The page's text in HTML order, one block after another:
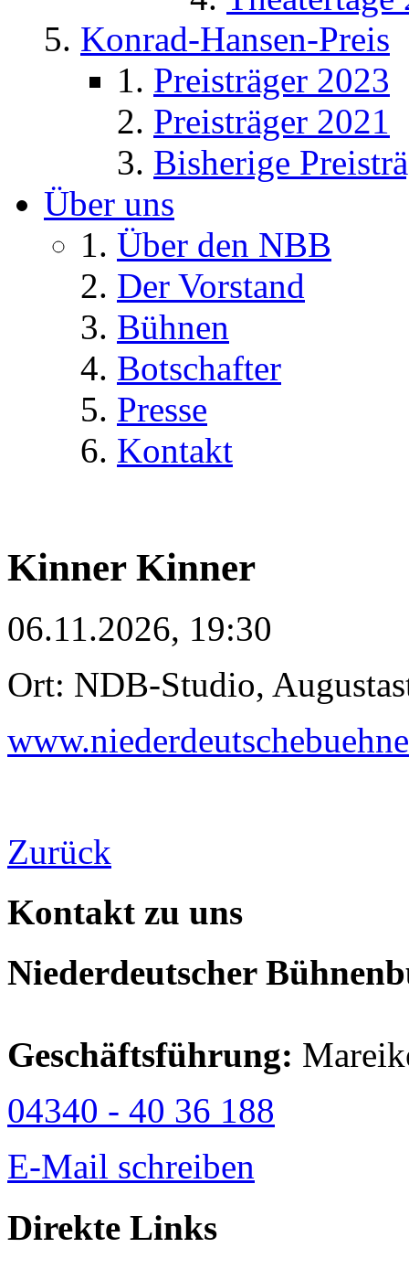
Konrad-Hansen-Preis
Preisträger 2023
Preisträger 2021
Bisherige
Über uns
Über den NBB
Der Vorstand
Bühnen
Botschafter
Presse
Kontakt
Kinner Kinner
06.11.2026, 19:30
Ort: NDB-Studio,
Zurück
Kontakt zu uns
Niederdeutscher
Geschäftsführung:
04340 - 40 36 188
E-Mail schreiben
Direkte Links